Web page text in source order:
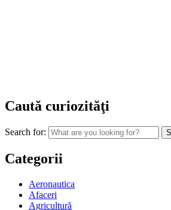
Caută curiozităţi
Search for:
Categorii
Aeronautica
Afaceri
Agricultură